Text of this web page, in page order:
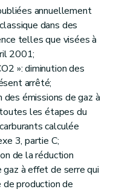
annuellement
dans des
telles que visées à
2001;
»: diminution des
arrêté;
des émissions de gaz à
les étapes du
calculée
3, partie C;
de la réduction
à effet de serre qui
de production de